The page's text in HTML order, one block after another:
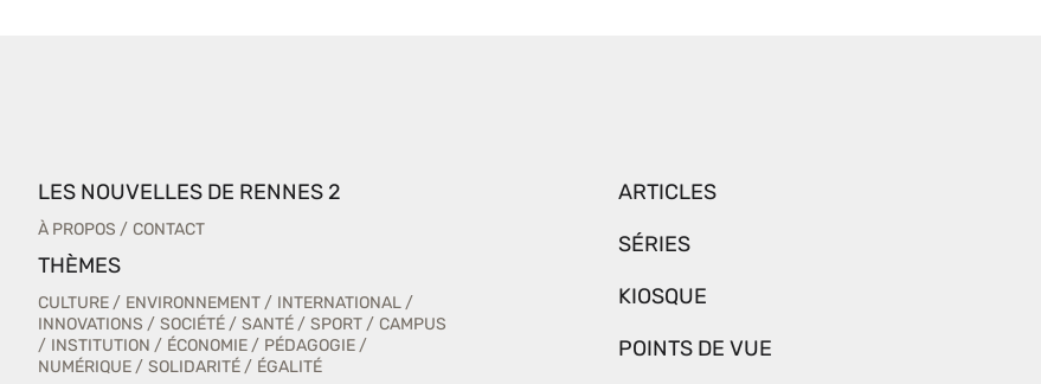
LES NOUVELLES DE RENNES 2
À PROPOS CONTACT
THÈMES
CULTURE ENVIRONNEMENT
INTERNATIONAL
INNOVATIONS
SOCIÉTÉ SANTÉ SPORT
CAMPUS
INSTITUTION
ÉCONOMIE
PÉDAGOGIE
NUMÉRIQUE
SOLIDARITÉ ÉGALITÉ
ARTICLES
SÉRIES
KIOSQUE
POINTS DE VUE